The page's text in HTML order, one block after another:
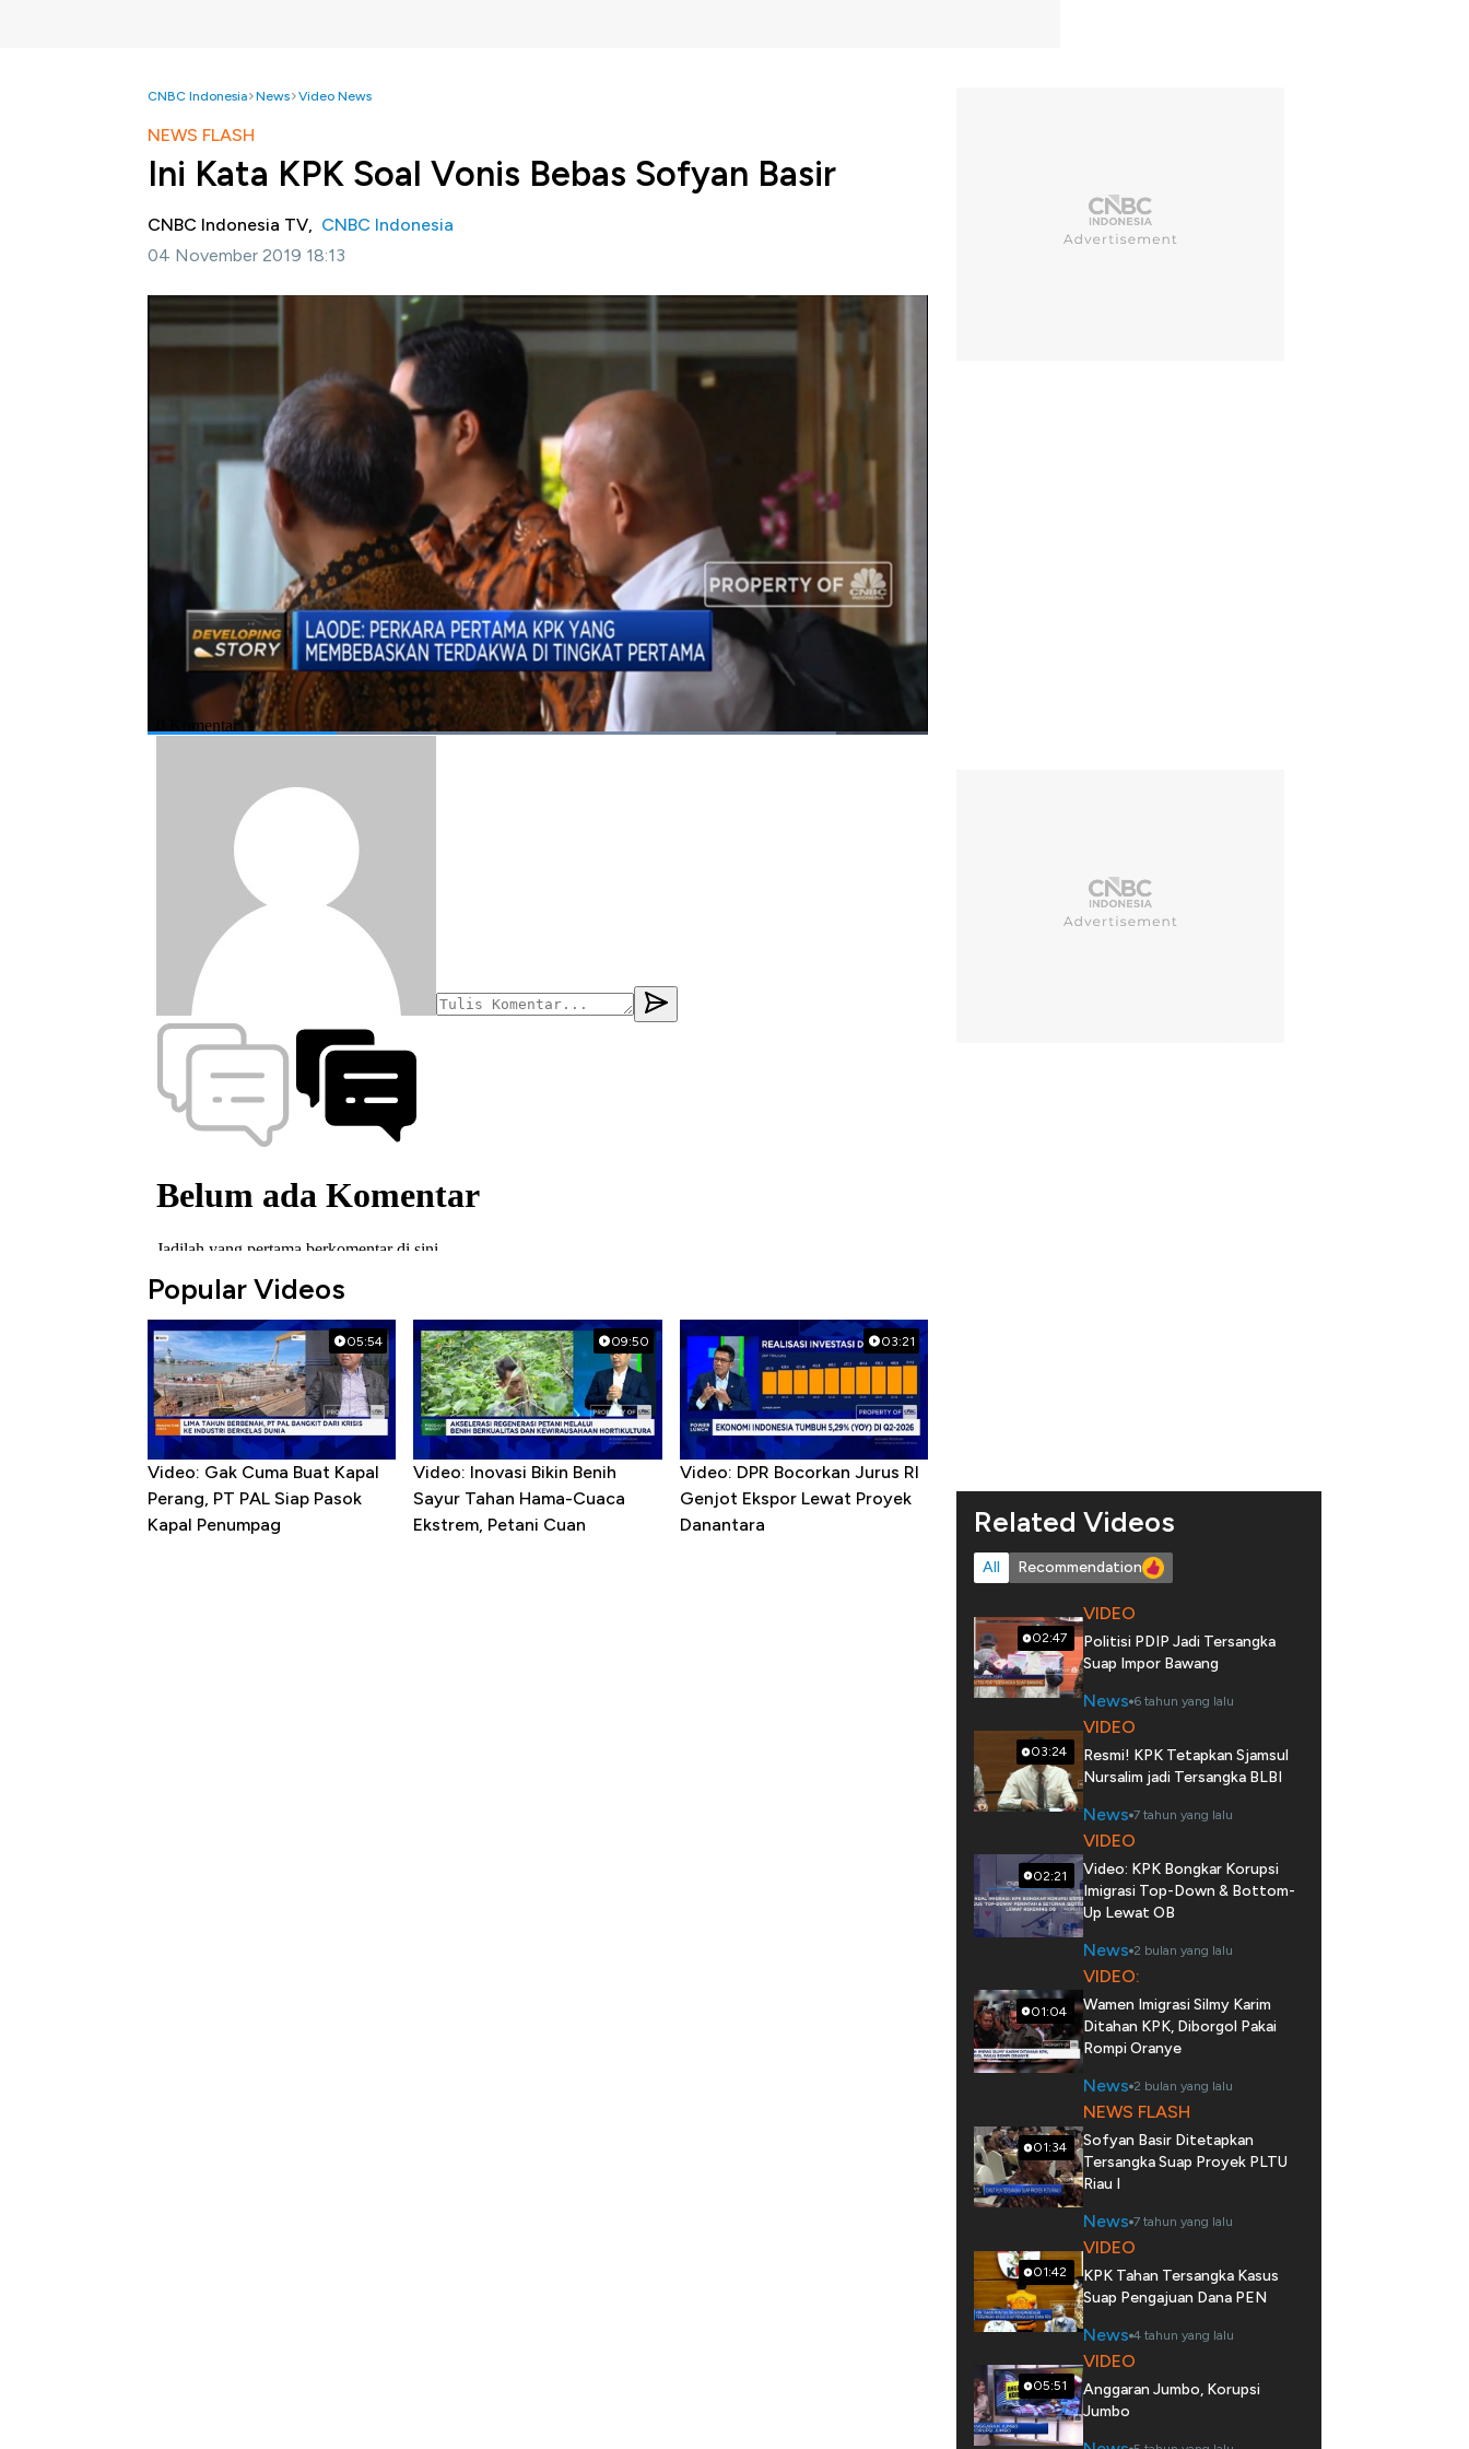
CNBC Indonesia News Video News
NEWS FLASH
Ini Kata KPK Soal Vonis Bebas Sofyan Basir
CNBC Indonesia TV, CNBC Indonesia
04 November 2019 18:13
Komisi Pemberantasan Korupsi atau KPK masih belum memutuskan
sikap terkait vonis bebas mantan Direktur Utama PT PLN Presero Sofyan Basir. Salah satu pimpinan
KPK Laode M Syarif mengatakan KPK perlu mempelajari terlebih dahulu terkait putusan hakim
Selengkapnya dalam program Closing Bell CNBC Indonesia (Senin, 04/11/2019) berikut ini.
#korupsi #kpk #sofyan basir
Popular Videos
05:54
Video: Gak Cuma Buat Kapal
Perang, PT PAL Siap Pasok
Kapal Penumpag
09:50
Video: Inovasi Bikin Benih
Sayur Tahan Hama-Cuaca
Ekstrem, Petani Cuan
03:21
Video: DPR Bocorkan Jurus RI
Genjot Ekspor Lewat Proyek
Danantara
Related Videos
All Recommendation
02:47
VIDEO
Politisi PDIP Jadi Tersangka
Suap Impor Bawang
News 6 tahun yang lalu
03:24
VIDEO
Resmi! KPK Tetapkan Sjamsul
Nursalim jadi Tersangka BLBI
News 7 tahun yang lalu
02:21
VIDEO
Video: KPK Bongkar Korupsi
Imigrasi Top-Down & Bottom-
Up Lewat OB
News 2 bulan yang lalu
01:04
VIDEO:
Wamen Imigrasi Silmy Karim
Ditahan KPK, Diborgol Pakai
Rompi Oranye
News 2 bulan yang lalu
01:34
NEWS FLASH
Sofyan Basir Ditetapkan
Tersangka Suap Proyek PLTU
Riau I
News 7 tahun yang lalu
01:42
VIDEO
KPK Tahan Tersangka Kasus
Suap Pengajuan Dana PEN
News 4 tahun yang lalu
05:51
VIDEO
Anggaran Jumbo, Korupsi
Jumbo